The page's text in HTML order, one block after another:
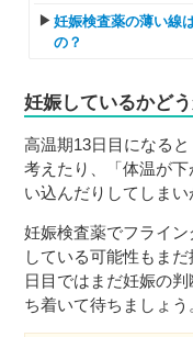
妊娠検査薬の薄い線
の？
妊娠しているかど
高温期13日目になる
考えたり、「体温が
い込んだりしてしまい
妊娠検査薬でフライ
している可能性もま
日目ではまだ妊娠の
ち着いて待ちましょう